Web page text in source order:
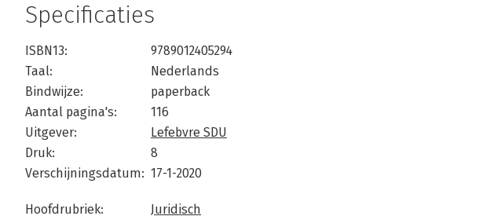
Specificaties
ISBN13:
9789012405294
Taal:
Nederlands
Bindwijze:
paperback
Aantal pagina's:
116
Uitgever:
Lefebvre SDU
Druk:
8
Verschijningsdatum: 17-1-2020
Hoofdrubriek:
Juridisch